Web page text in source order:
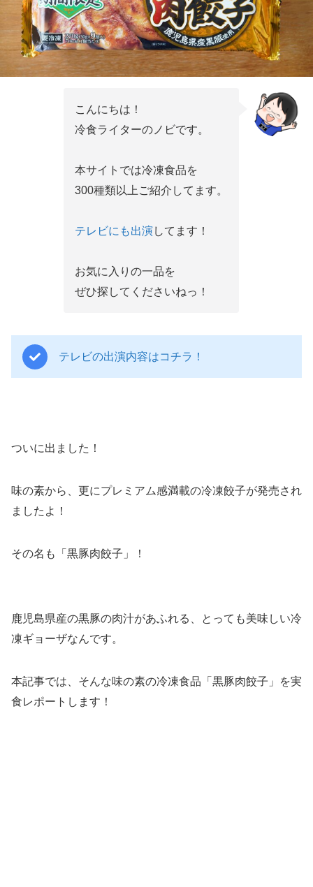
こんにちは！
冷食ライターのノビです。
本サイトでは冷凍食品を
300種類以上ご紹介してます。
テレビにも出演してます！
お気に入りの一品を
ぜひ探してくださいねっ！
テレビの出演内容はコチラ！
ついに出ました！
味の素から、更にプレミアム感満載の冷凍餃子が発売され
ましたよ！
その名も 「黒豚肉餃子」！
鹿児島県産の黒豚の肉汁があふれる、とっても美味しい冷
凍ギョーザなんです。
本記事では、そんな味の素の冷凍食品「黒豚肉餃子」を実
食レポートします！